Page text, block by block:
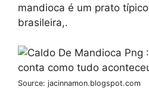
mandioca é um prato
brasileira,.
Source: jacinnamon.blogspot.com